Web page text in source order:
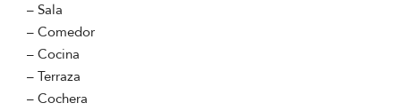
– Sala
– Comedor
– Cocina
– Terraza
– Cochera